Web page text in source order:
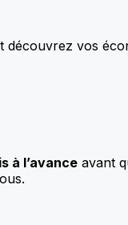
vos
à l’avance avant